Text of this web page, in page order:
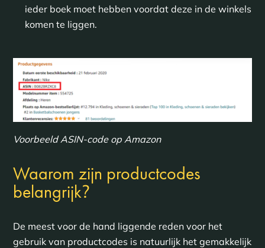
ieder boek moet hebben voordat deze in de winkels
komen te liggen.
Voorbeeld ASIN-code op Amazon
Waarom zijn productcodes
belangrijk?
De meest voor de hand liggende reden voor het
gebruik van productcodes is natuurlijk het gemakkelijk